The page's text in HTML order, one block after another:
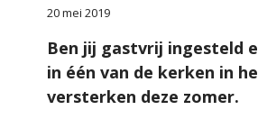
20 mei 2019
Ben jij gastvrij ingesteld
in één van de kerken in
versterken deze zomer.